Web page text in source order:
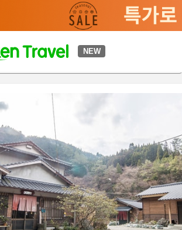
NEW
박 상품이용 후기 편의 시설/서비스